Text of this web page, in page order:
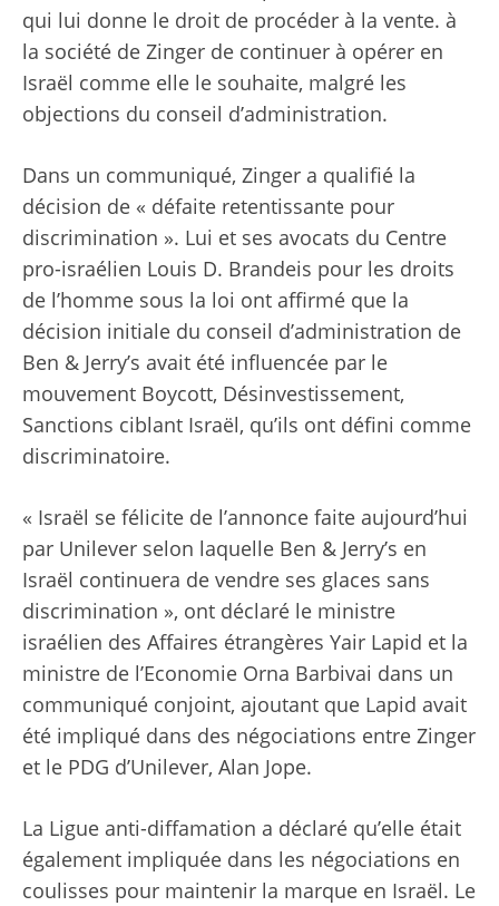
qui lui donne le droit de procéder à la vente. à
la société de Zinger de continuer à opérer en
Israël comme elle le souhaite, malgré les
objections du conseil d’administration.
Dans un communiqué, Zinger a qualifié la
décision de « défaite retentissante pour
discrimination ». Lui et ses avocats du Centre
pro-israélien Louis D. Brandeis pour les droits
de l’homme sous la loi ont affirmé que la
décision initiale du conseil d’administration de
Ben & Jerry’s avait été influencée par le
mouvement Boycott, Désinvestissement,
Sanctions ciblant Israël, qu’ils ont défini comme
discriminatoire.
« Israël se félicite de l’annonce faite aujourd’hui
par Unilever selon laquelle Ben & Jerry’s en
Israël continuera de vendre ses glaces sans
discrimination », ont déclaré le ministre
israélien des Affaires étrangères Yair Lapid et la
ministre de l’Economie Orna Barbivai dans un
communiqué conjoint, ajoutant que Lapid avait
été impliqué dans des négociations entre Zinger
et le PDG d’Unilever, Alan Jope.
La Ligue anti-diffamation a déclaré qu’elle était
également impliquée dans les négociations en
coulisses pour maintenir la marque en Israël. Le